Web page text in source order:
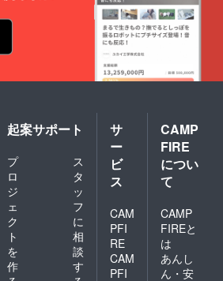
起案サポート
プ
ロ
ジ
ェ
ク
ト
を
作
ス
タ
ッ
フ
に
相
談
す
サ
ー
ビ
ス
CAM
PFI
RE
CAM
PFI
CAMP
FIRE
につい
て
CAMP
FIREと
は
あんし
ん・安